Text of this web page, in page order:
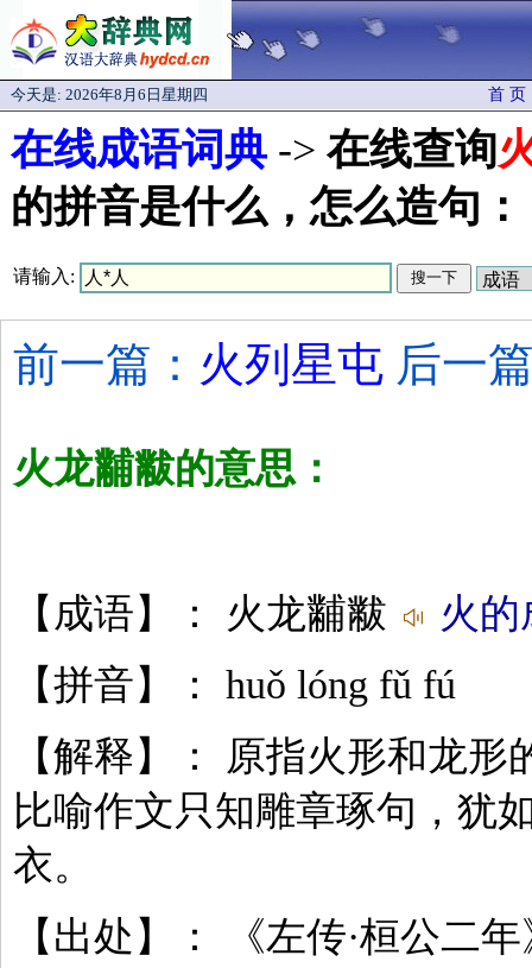
今天是: 2026年8月6日星期四 首 页
在线成语词典 -> 在线查询
的拼音是什么，怎么造句：
请输入:
前一篇： 火列星屯 后一
火龙黼黻的意思：
【成语】： 火龙黼黻
火的
【拼音】： huǒ lóng fǔ fú
【解释】： 原指火形和龙形
比喻作文只知雕章琢句，犹
衣。
【出处】： 《左传·桓公二